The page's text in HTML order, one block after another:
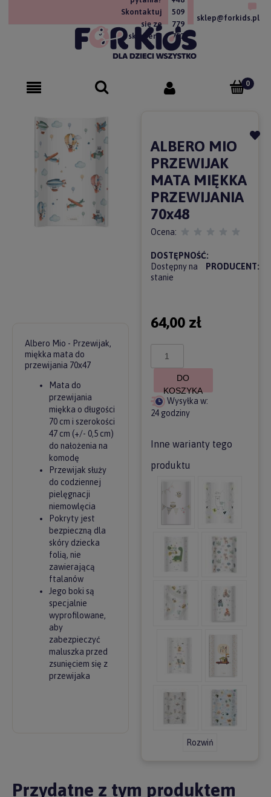
Skontaktuj
się ze
sklepem!
509
779
757
sklep@forkids.pl
Albero Mio - Przewijak,
miękka mata do
przewijania 70x47
Mata do
przewijania
miękka o długości
70 cm i szerokości
47 cm (+/- 0,5 cm)
do nałożenia na
komodę
Przewijak służy
do codziennej
pielęgnacji
niemowlęcia
Pokryty jest
bezpieczną dla
skóry dziecka
folią, nie
zawierającą
ftalanów
Jego boki są
specjalnie
wyprofilowane,
aby
zabezpieczyć
maluszka przed
zsunięciem się z
przewijaka
ALBERO MIO
PRZEWIJAK
MATA MIĘKKA
PRZEWIJANIA
70x48
Ocena:
DOSTĘPNOŚĆ:
Dostępny na
stanie
PRODUCENT:
64,00 zł
DO
KOSZYKA
Wysyłka w:
24 godziny
Inne warianty tego
produktu
Rozwiń
Przydatne z tym produktem